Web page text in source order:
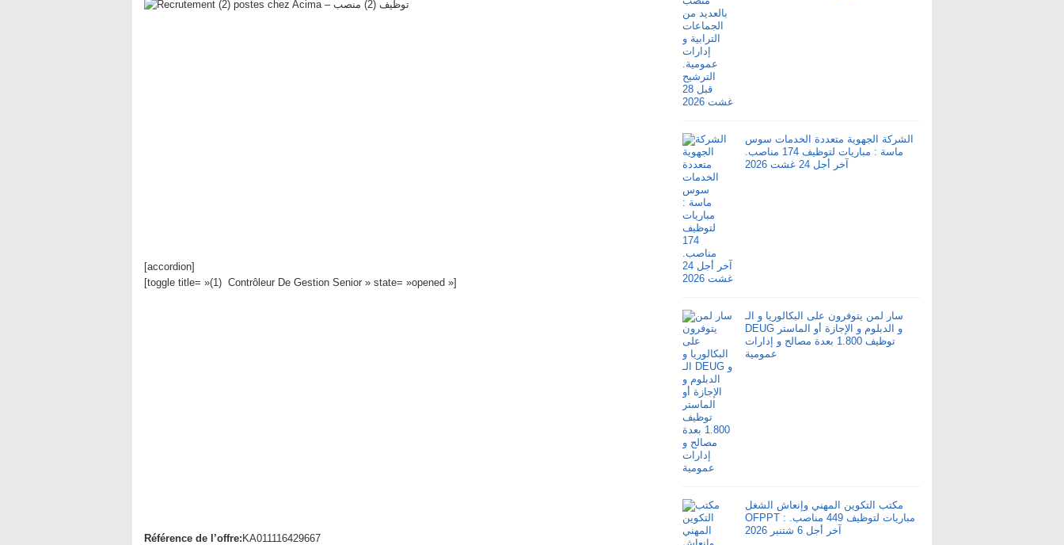
[accordion]
[toggle title= »(1) Contrôleur De Gestion Senior » state= »opened »]
Référence de l’offre: KA011116429667
الشركة الجهوية متعددة الخدمات سوس
ماسة : مباريات لتوظيف 174 مناصب.
آخر أجل 24 غشت 2026
سار لمن يتوفرون على البكالوريا و الـ
DEUG و الدبلوم و الإجازة أو الماستر
توظيف 1.800 بعدة مصالح و إدارات
عمومية
مكتب التكوين المهني وإنعاش الشغل
OFPPT : مباريات لتوظيف 449 مناصب.
آخر أجل 6 شتنبر 2026